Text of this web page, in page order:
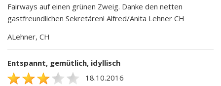
Fairways auf einen grünen Zweig. Danke den netten
gastfreundlichen Sekretären! Alfred/Anita Lehner CH
ALehner, CH
Entspannt, gemütlich, idyllisch
18.10.2016